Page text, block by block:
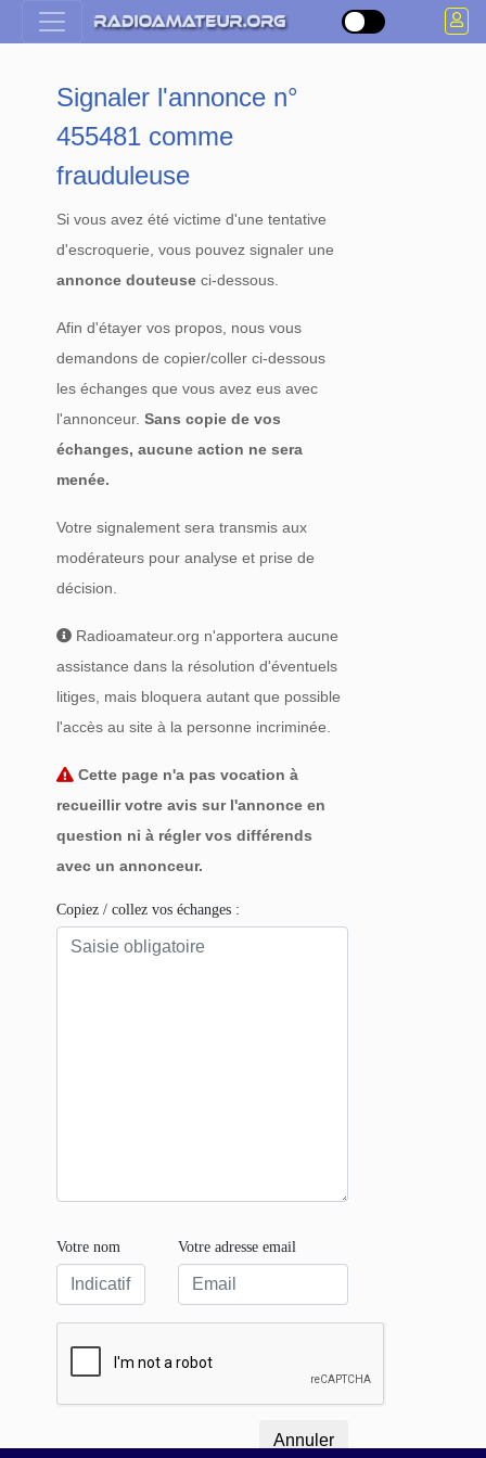
Signaler l'annonce n°
455481 comme
frauduleuse
Si vous avez été victime d'une tentative
d'escroquerie, vous pouvez signaler une
annonce douteuse ci-dessous.
Afin d'étayer vos propos, nous vous
demandons de copier/coller ci-dessous
les échanges que vous avez eus avec
l'annonceur.Sans copie de vos
échanges, aucune action ne sera
menée.
Votre signalement sera transmis aux
modérateurs pour analyse et prise de
décision.
Radioamateur.org n'apportera aucune
assistance dans la résolution d'éventuels
litiges, mais bloquera autant que possible
l'accès au site à la personne incriminée.
Cette page n'a pas vocation à
recueillir votre avis sur l'annonce en
question ni à régler vos différends
avec un annonceur.
Copiez / collez vos échanges :
Votre nom Votre adresse email